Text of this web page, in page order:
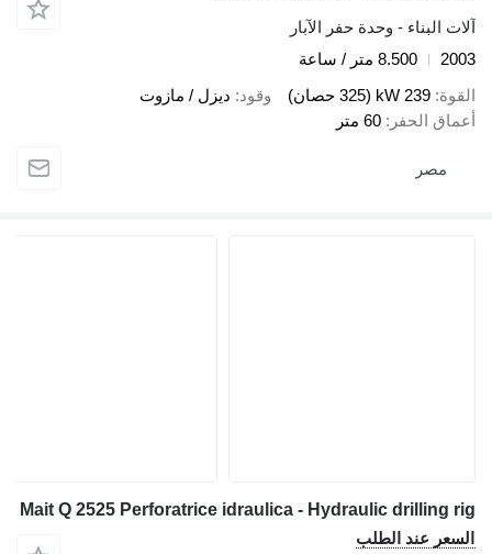
آلات البناء - وحدة حفر الآبار
2003
8.500 متر / ساعة
القوة 239 kW (325 حصان) وقود ديزل / مازوت
أعماق الحفر
60 متر
مصر
Mait Q 2525 Perforatrice idraulica - Hydraulic drilling rig
السعر عند الطلب